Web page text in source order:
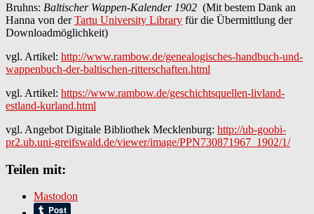
Bruhns: Baltischer Wappen-Kalender 1902 (Mit bestem Dank an
Hanna von derTartu University Library für die Übermittlung der
Downloadmöglichkeit)
vgl. Artikel: http://www.rambow.de/genealogisches-handbuch-und-
wappenbuch-der-baltischen-ritterschaften.html
vgl. Artikel: https://www.rambow.de/geschichtsquellen-livland-
estland-kurland.html
vgl. Angebot Digitale Bibliothek Mecklenburg: http://ub-goobi-
pr2.ub.uni-greifswald.de/viewer/image/PPN730871967_1902/1/
Teilen mit:
Mastodon